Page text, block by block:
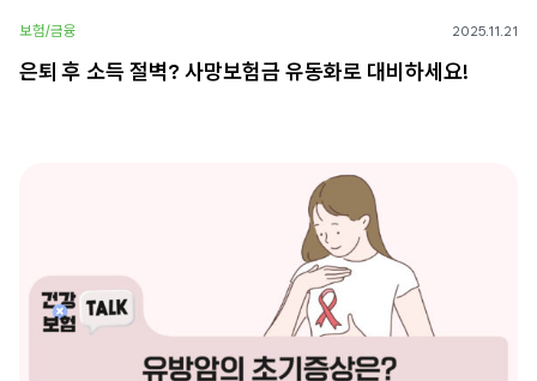
보험/금융 2025.11.21
은퇴 후 소득 절벽? 사망보험금 유동화로 대비하세요!